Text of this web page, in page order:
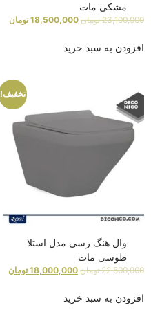
مشکی مات
23,100,000 تومان 18,500,000 تومان
افزودن به سبد خرید
تخفیف!
وال هنگ رسی مدل استلا
طوسی مات
22,500,000 تومان 18,000,000 تومان
افزودن به سبد خرید